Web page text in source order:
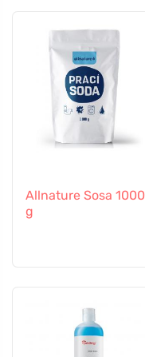
Allnature Sosa 1000
g